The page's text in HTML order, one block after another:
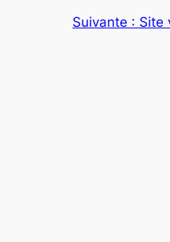
Suivante : Site